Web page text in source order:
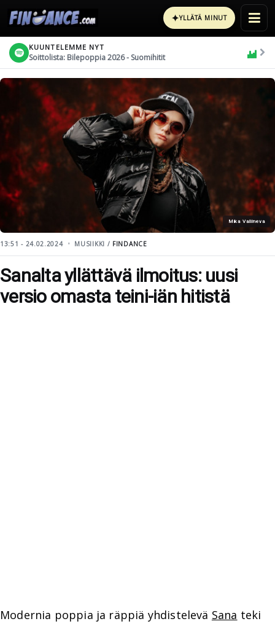
✦YLLÄTÄ MINUT
KUUNTELEMME NYT
Soittolista: Bilepoppia 2026 - Suomihitit
Mika Vallineva
13:51 - 24.02.2024 MUSIIKKI / FINDANCE
Sanalta yllättävä ilmoitus: uusi
versio omasta teini-iän hitistä
Modernia poppia ja räppiä yhdistelevä Sana teki